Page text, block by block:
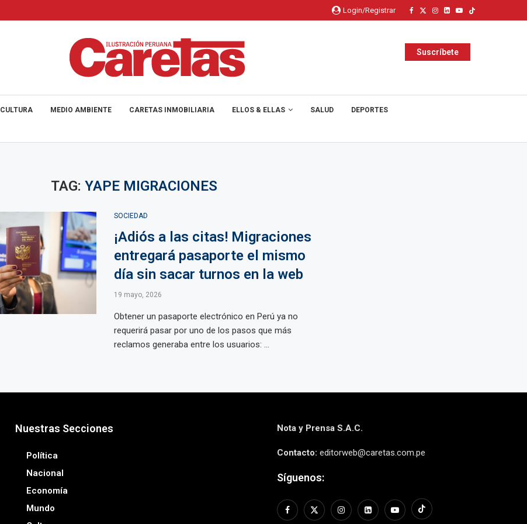
Login/Registrar
Suscríbete
CULTURA MEDIO AMBIENTE CARETAS INMOBILIARIA ELLOS & ELLAS SALUD DEPORTES
TAG:YAPE MIGRACIONES
SOCIEDAD
¡Adiós a las citas! Migraciones
entregará pasaporte el mismo
día sin sacar turnos en la web
19 mayo, 2026
Obtener un pasaporte electrónico en Perú ya no
requerirá pasar por uno de los pasos que más
reclamos generaba entre los usuarios: ...
Nuestras Secciones
Política
Nacional
Economía
Mundo
Nota y Prensa S.A.C.
Contacto: editorweb@caretas.com.pe
Síguenos: